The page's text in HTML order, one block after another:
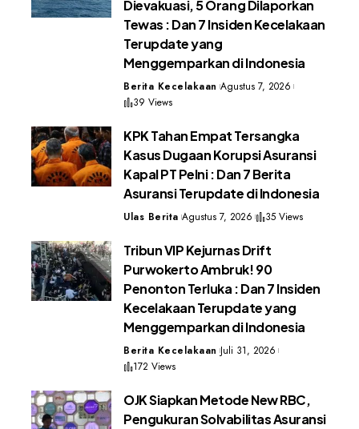
Dievakuasi, 5 Orang Dilaporkan
Tewas : Dan 7 Insiden Kecelakaan
Terupdate yang
Menggemparkan di Indonesia
Berita Kecelakaan Agustus 7, 2026
39 Views
KPK Tahan Empat Tersangka
Kasus Dugaan Korupsi Asuransi
Kapal PT Pelni : Dan 7 Berita
Asuransi Terupdate di Indonesia
Ulas Berita Agustus 7, 2026 35 Views
Tribun VIP Kejurnas Drift
Purwokerto Ambruk! 90
Penonton Terluka : Dan 7 Insiden
Kecelakaan Terupdate yang
Menggemparkan di Indonesia
Berita Kecelakaan Juli 31, 2026
172 Views
OJK Siapkan Metode New RBC,
Pengukuran Solvabilitas Asuransi